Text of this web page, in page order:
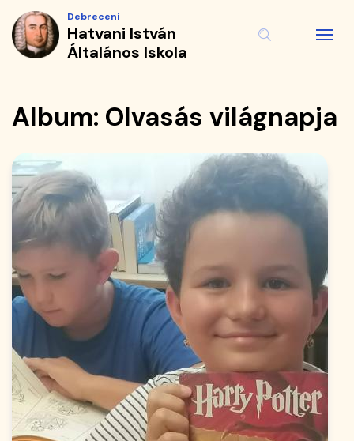
Album
István
Általános
Iskola
Ugrás
tartalomra
Debreceni
Hatvani István
Általános Iskola
Album: Olvasás világnapja